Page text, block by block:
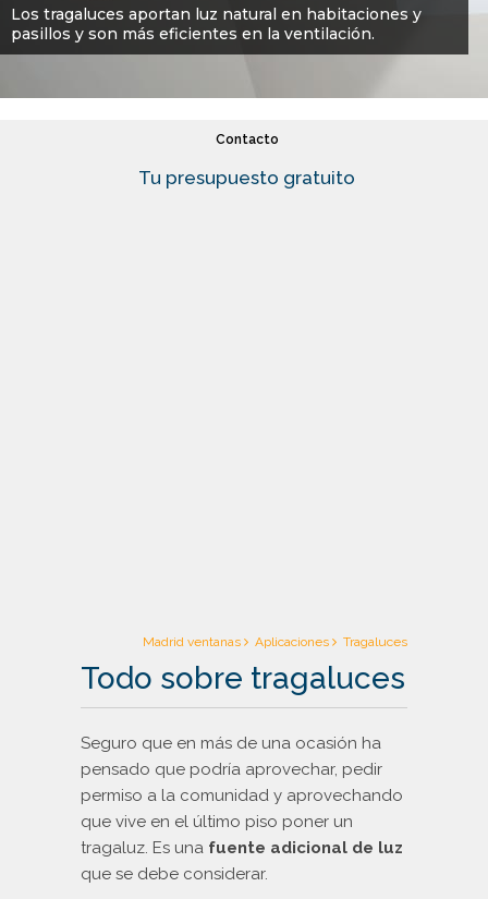
FAQ
Contacto
Tu presupuesto gratuito
Los tragaluces aportan luz natural en habitaciones y
pasillos y son más eficientes en la ventilación.
Ventanales
Puertas
Tendederos
Terrazas
Madrid ventanas Aplicaciones Tragaluces
Todo sobre tragaluces
Seguro que en más de una ocasión ha
pensado que podría aprovechar, pedir
permiso a la comunidad y aprovechando
que vive en el último piso poner un
tragaluz. Es una fuente adicional de luz
que se debe considerar.